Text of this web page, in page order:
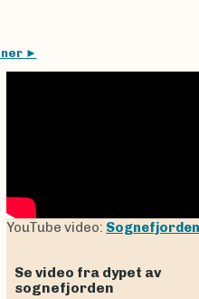
YouTube video: Sognefjorden
Se video fra dypet av
sognefjorden